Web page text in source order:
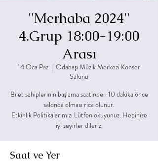
''Merhaba 2024''
4.Grup 18:00-19:00
Arası
14 Oca Paz
  |
Odabaşı Müzik Merkezi Konser
Salonu
Bilet sahiplerinin başlama saatinden 10 dakika önce
salonda olması rica olunur.
Etkinlik Politikalarımızı Lütfen okuyunuz. Hepinize
Saat ve Yer